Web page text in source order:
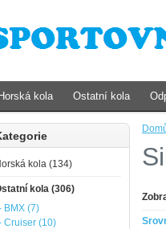
kola (134)
kola (306)
BMX (7)
Cruiser (10)
Horská kola Ostatní kola